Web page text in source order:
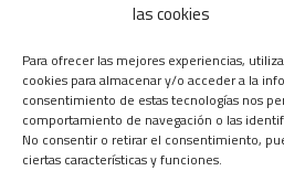
las cookies
Para ofrecer las mejores experiencias,
cookies para almacenar y/o acceder a la
consentimiento de estas tecnologías nos
comportamiento de navegación o las
No consentir o retirar el consentimiento,
ciertas características y funciones.
C/ Barcelona, 74 – Tortosa 43500
info@alsocasals.com
CIF: B43831593